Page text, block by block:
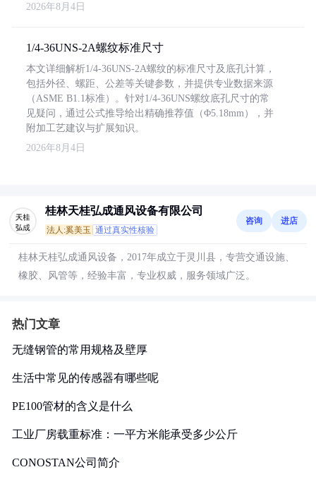
2026年8月4日
1/4-36UNS-2A螺纹标准尺寸
本文详细解析1/4-36UNS-2A螺纹的标准尺寸及底孔计算，
包括外径、螺距、公差等关键参数，并提供专业数据来源
（ASME B1.1标准）。针对1/4-36UNS螺纹底孔尺寸的常
见疑问，通过公式推导给出精确推荐值（Φ5.18mm），并
附加工艺建议与扩展知识。
2026年8月4日
桂林天桂弘成通风设备有限公司
法人:奚美玉 通过真实性核验
咨询 进店
桂林天桂弘成通风设备，2017年成立于灵川县，专营交通设施、
橡胶、风管等，经验丰富，专业权威，服务领域广泛。
热门文章
无缝钢管的常用规格及壁厚
生活中常见的传感器有哪些呢
PE100管材的含义是什么
工业厂房载重标准：一平方米能承受多少公斤
CONOSTAN公司简介